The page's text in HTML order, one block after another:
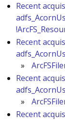
Recent
Recent
»
Recent
»
Recent